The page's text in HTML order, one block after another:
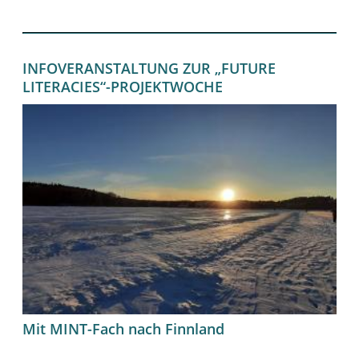
INFOVERANSTALTUNG ZUR „FUTURE
LITERACIES“-PROJEKTWOCHE
Mit MINT-Fach nach Finnland